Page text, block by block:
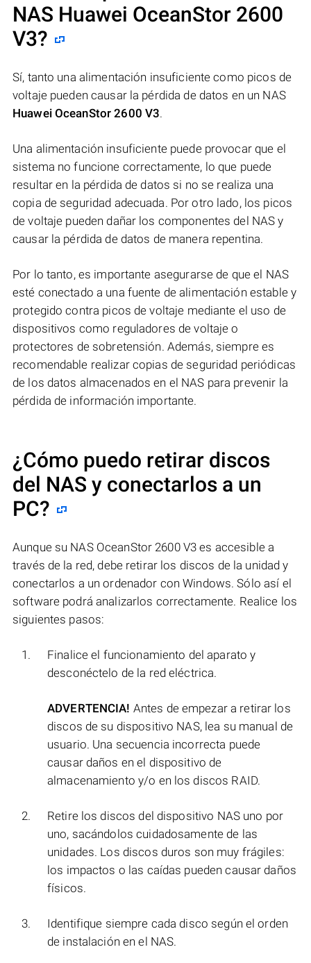
NAS Huawei OceanStor 2600
V3?
Sí, tanto una alimentación insuficiente como picos de
voltaje pueden causar la pérdida de datos en un NAS
Huawei OceanStor 2600 V3.
Una alimentación insuficiente puede provocar que el
sistema no funcione correctamente, lo que puede
resultar en la pérdida de datos si no se realiza una
copia de seguridad adecuada. Por otro lado, los picos
de voltaje pueden dañar los componentes del NAS y
causar la pérdida de datos de manera repentina.
Por lo tanto, es importante asegurarse de que el NAS
esté conectado a una fuente de alimentación estable y
protegido contra picos de voltaje mediante el uso de
dispositivos como reguladores de voltaje o
protectores de sobretensión. Además, siempre es
recomendable realizar copias de seguridad periódicas
de los datos almacenados en el NAS para prevenir la
pérdida de información importante.
¿Cómo puedo retirar discos
del NAS y conectarlos a un
PC?
Aunque su NAS OceanStor 2600 V3 es accesible a
través de la red, debe retirar los discos de la unidad y
conectarlos a un ordenador con Windows. Sólo así el
software podrá analizarlos correctamente. Realice los
siguientes pasos:
Finalice el funcionamiento del aparato y
desconéctelo de la red eléctrica.
ADVERTENCIA! Antes de empezar a retirar los
discos de su dispositivo NAS, lea su manual de
usuario. Una secuencia incorrecta puede
causar daños en el dispositivo de
almacenamiento y/o en los discos RAID.
Retire los discos del dispositivo NAS uno por
uno, sacándolos cuidadosamente de las
unidades. Los discos duros son muy frágiles:
los impactos o las caídas pueden causar daños
físicos.
Identifique siempre cada disco según el orden
de instalación en el NAS.